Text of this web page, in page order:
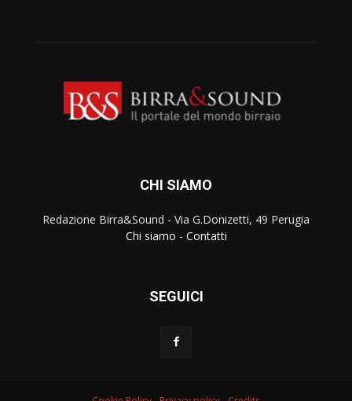
CHI SIAMO
Redazione Birra&Sound - Via G.Donizetti, 49 Perugia
Chi siamo - Contatti
SEGUICI